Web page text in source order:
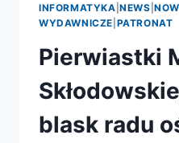
INFORMATYKA |NEWS |
WYDAWNICZE PATRONAT
Pierwiastki
blask radu